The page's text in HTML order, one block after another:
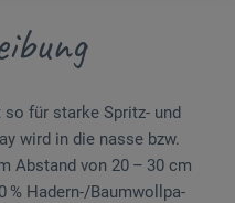
für starke Spritz- und
wird in die nasse bzw.
Abstand von 20 – 30 cm
% Hadern-/Baum­woll­pa­